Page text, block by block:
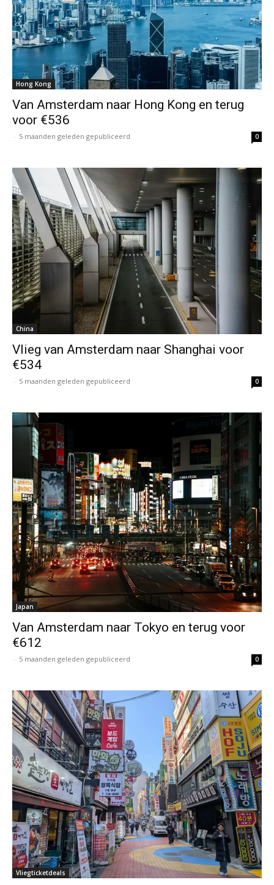
Hong Kong
Van Amsterdam naar Hong Kong en terug
voor €536
- 5 maanden geleden gepubliceerd 0
China
Vlieg van Amsterdam naar Shanghai voor
€534
- 5 maanden geleden gepubliceerd 0
Japan
Van Amsterdam naar Tokyo en terug voor
€612
- 5 maanden geleden gepubliceerd 0
Vliegticketdeals